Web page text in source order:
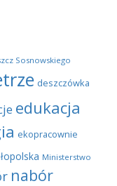
Sosnowskiego
deszczówka
edukacja
ekopracownie
Ministerstwo
nabór